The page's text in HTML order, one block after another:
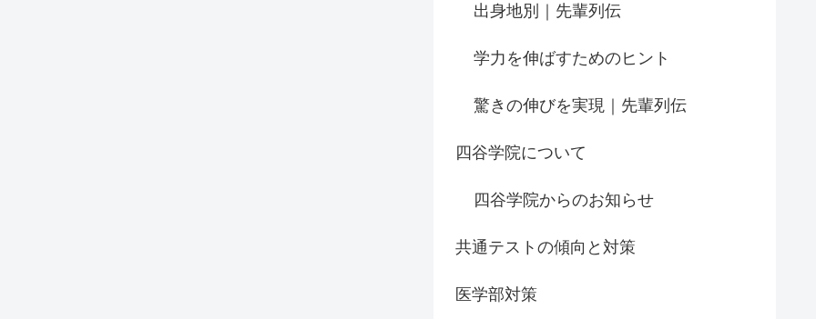
出身地別｜先輩列伝
学力を伸ばすためのヒント
驚きの伸びを実現｜先輩列伝
四谷学院について
四谷学院からのお知らせ
共通テストの傾向と対策
医学部対策